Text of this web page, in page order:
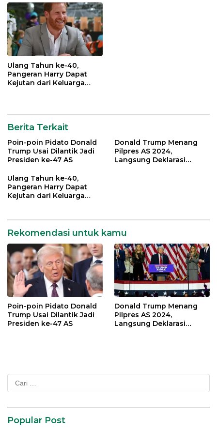
Ulang Tahun ke-40,
Pangeran Harry Dapat
Kejutan dari Keluarga
Berita Terkait
Poin-poin Pidato Donald
Trump Usai Dilantik Jadi
Presiden ke-47 AS
Donald Trump Menang
Pilpres AS 2024,
Langsung Deklarasi
Ulang Tahun ke-40,
Pangeran Harry Dapat
Kejutan dari Keluarga
Rekomendasi untuk kamu
Poin-poin Pidato Donald
Trump Usai Dilantik Jadi
Presiden ke-47 AS
Donald Trump Menang
Pilpres AS 2024,
Langsung Deklarasi
Cari
untuk:
Popular Post